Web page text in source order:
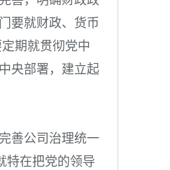
要就财政、货币
期就贯彻党中
央部署，建立起
善公司治理统一
特在把党的领导